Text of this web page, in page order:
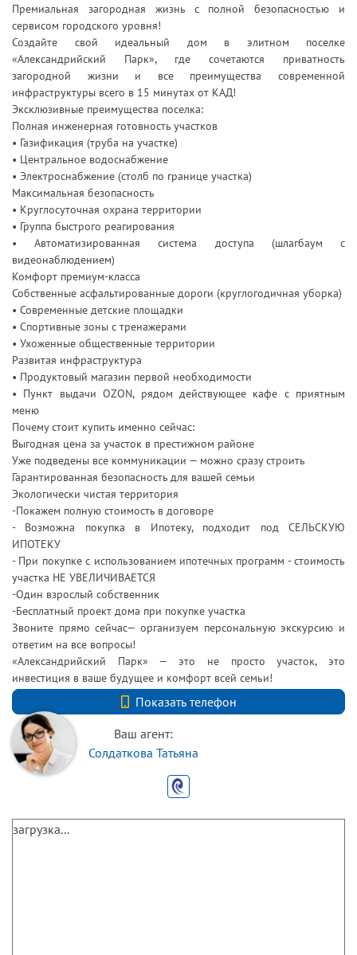
Премиальная загородная жизнь с полной безопасностью и
сервисом городского уровня!
Создайте свой идеальный дом в элитном поселке
«Александрийский Парк», где сочетаются приватность
загородной жизни и все преимущества современной
инфраструктуры всего в 15 минутах от КАД!
Эксклюзивные преимущества поселка:
Полная инженерная готовность участков
• Газификация (труба на участке)
• Центральное водоснабжение
• Электроснабжение (столб по границе участка)
Максимальная безопасность
• Круглосуточная охрана территории
• Группа быстрого реагирования
• Автоматизированная система доступа (шлагбаум с
видеонаблюдением)
Комфорт премиум-класса
Собственные асфальтированные дороги (круглогодичная уборка)
• Современные детские площадки
• Спортивные зоны с тренажерами
• Ухоженные общественные территории
Развитая инфраструктура
• Продуктовый магазин первой необходимости
• Пункт выдачи OZON, рядом действующее кафе с приятным
меню
Почему стоит купить именно сейчас:
Выгодная цена за участок в престижном районе
Уже подведены все коммуникации — можно сразу строить
Гарантированная безопасность для вашей семьи
Экологически чистая территория
-Покажем полную стоимость в договоре
- Возможна покупка в Ипотеку, подходит под СЕЛЬСКУЮ
ИПОТЕКУ
- При покупке с использованием ипотечных программ - стоимость
участка НЕ УВЕЛИЧИВАЕТСЯ
-Один взрослый собственник
-Бесплатный проект дома при покупке участка
Звоните прямо сейчас— организуем персональную экскурсию и
ответим на все вопросы!
«Александрийский Парк» — это не просто участок, это
инвестиция в ваше будущее и комфорт всей семьи!
Показать телефон
+7 (812) 740-70-40
Ваш агент:
Солдаткова Татьяна
загрузка...